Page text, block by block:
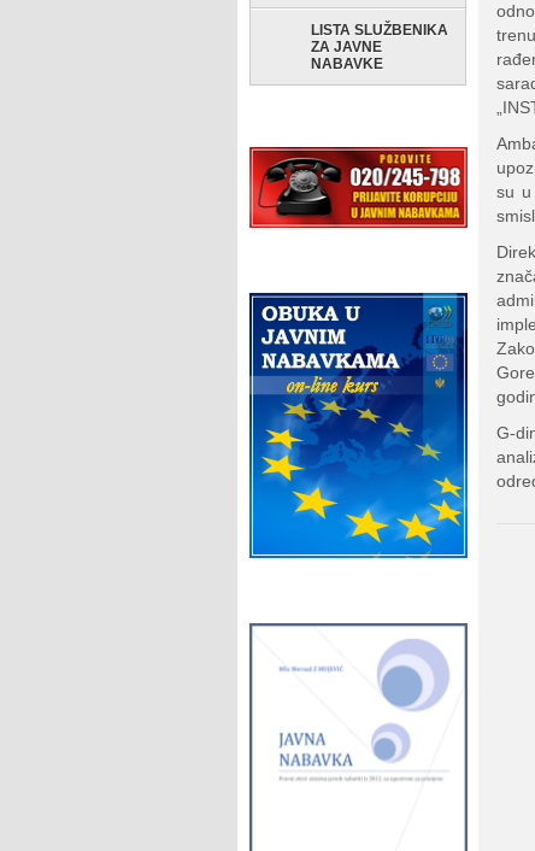
LISTA SLUŽBENIKA
ZA JAVNE
NABAVKE
su u
G-